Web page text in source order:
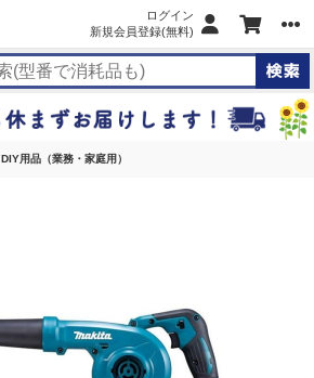
ログイン
新規会員登録(無料)
DIY用品（業務・家庭用）